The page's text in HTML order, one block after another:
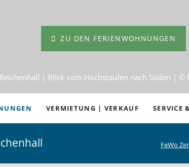
ZU DEN FERIENWOHNUNGEN
| Blick vom Hochstaufen nach Süden | ©
VERMIETUNG | VERKAUF SERVICE
FeWo